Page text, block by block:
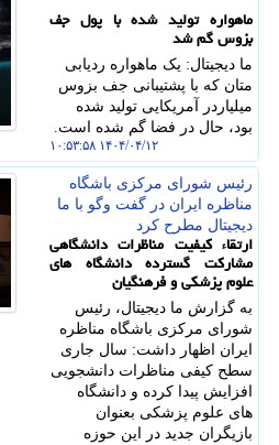
ماهواره تولید شده با پول جف
بزوس گم شد
ما دیجیتال: یک ماهواره ردیابی
متان که با پشتیبانی جف بزوس
میلیاردر آمریکایی تولید شده
بود، حال در فضا گم شده است.
۱۴۰۴/۰۴/۱۲ ۱۰:۵۳:۵۸
رئیس شورای مركزی باشگاه
مناظره ایران در گفت وگو با ما
دیجیتال مطرح كرد
ارتقاء کیفیت مناظرات دانشگاهی
مشارکت گسترده دانشگاه های
علوم پزشکی و فرهنگیان
به گزارش ما دیجیتال، رئیس
شورای مرکزی باشگاه مناظره
ایران اظهار داشت: سال جاری
سطح کیفی مناظرات دانشجویی
افزایش پیدا کرده و دانشگاه
های علوم پزشکی بعنوان
بازیگران جدید در این حوزه